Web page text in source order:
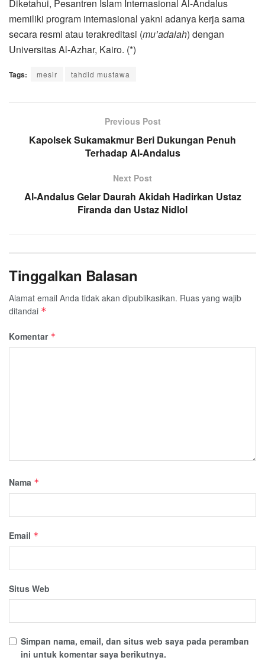
Diketahui, Pesantren Islam Internasional Al-Andalus
memiliki program internasional yakni adanya kerja sama
secara resmi atau terakreditasi (mu’adalah) dengan
Universitas Al-Azhar, Kairo. (*)
Tags: mesir tahdid mustawa
Previous Post
Kapolsek Sukamakmur Beri Dukungan Penuh
Terhadap Al-Andalus
Next Post
Al-Andalus Gelar Daurah Akidah Hadirkan Ustaz
Firanda dan Ustaz Nidlol
Tinggalkan Balasan
Alamat email Anda tidak akan dipublikasikan. Ruas yang wajib
ditandai *
Komentar *
Nama *
Email *
Situs Web
Simpan nama, email, dan situs web saya pada peramban
ini untuk komentar saya berikutnya.